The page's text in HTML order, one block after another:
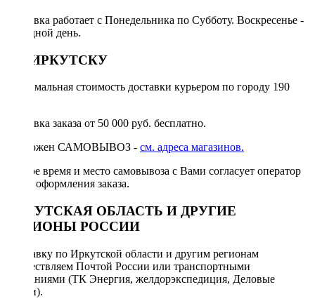
Доставка работает с Понедельника по Субботу. Воскресенье -
выходной день.
ПО ИРКУТСКУ
Минимальная стоимость доставки курьером по городу 190
Доставка заказа от 50 000 руб. бесплатно.
Возможен САМОВЫВОЗ - см. адреса магазинов.
Точное время и место самовывоза с Вами согласует оператор
после оформления заказа.
ИРКУТСКАЯ ОБЛАСТЬ И ДРУГИЕ
РЕГИОНЫ РОССИИ
Отправку по Иркутской области и другим регионам
осуществляем Почтой России или транспортными
компаниями (ТК Энергия, желдорэкспедиция, Деловые
линии).